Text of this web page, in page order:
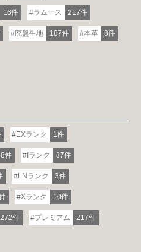
16件 ラムース 217件
廃盤生地 187件 本革 8件
EXランク 1件
件 Iランク 37件
LNランク 3件
Xランク 10件
272件 プレミアム 217件